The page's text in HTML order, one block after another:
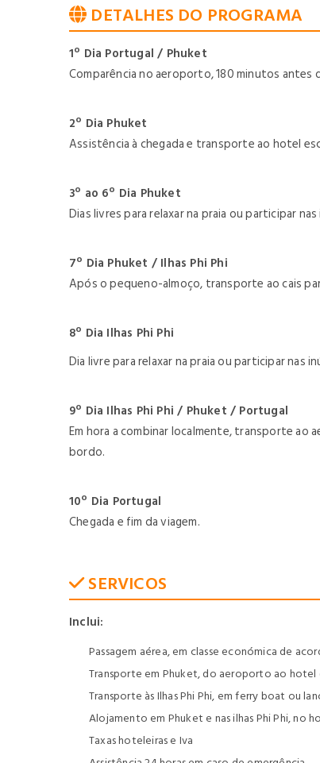
DETALHES DO PROGRAMA
1º Dia Portugal / Phuket
Comparência no aeroporto, 180 minutos antes
2º Dia Phuket
Assistência à chegada e transporte ao hotel
3º ao 6º Dia Phuket
Dias livres para relaxar na praia ou participar
7º Dia Phuket / Ilhas Phi Phi
Após o pequeno-almoço, transporte ao cais
8º Dia Ilhas Phi Phi
Dia livre para relaxar na praia ou participar nas
9º Dia Ilhas Phi Phi / Phuket / Portugal
Em hora a combinar localmente, transporte ao
bordo.
10º Dia Portugal
Chegada e fim da viagem.
SERVICOS
Inclui:
Passagem aérea, em classe económica de
Transporte em Phuket, do aeroporto ao hotel
Transporte às Ilhas Phi Phi, em ferry boat ou
Alojamento em Phuket e nas ilhas Phi Phi, no
Taxas hoteleiras e Iva